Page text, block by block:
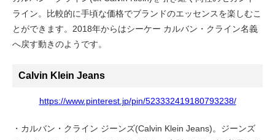
ライン。比較的に手頃な価格でブランドのエッセンスを楽しむこ
とができます。2018年からはシーケー カルバン・クライン名義
へ戻す動きのようです。
Calvin Klein Jeans
https://www.pinterest.jp/pin/523332419180793238/
・カルバン・クライン ジーンズ(Calvin Klein Jeans)。ジーンズ